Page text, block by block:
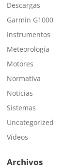
Descargas
Garmin G1000
Instrumentos
Meteorología
Motores
Normativa
Noticias
Sistemas
Uncategorized
Vídeos
Archivos